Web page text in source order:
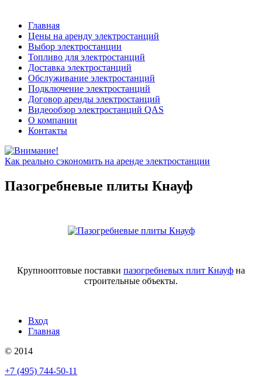
Главная
Цены на аренду электростанций
Выбор электростанции
Топливо для электростанций
Доставка электростанций
Обслуживание электростанций
Подключение электростанций
Договор аренды электростанций
Видеообзор электростанций QAS
О компании
Контакты
Как реально сэкономить на аренде электростанции
Пазогребневые плиты Кнауф
Крупнооптовые поставки пазогребневых плит Кнауф на
строительные объекты.
Вход
Главная
© 2014
+7 (495) 744-50-11